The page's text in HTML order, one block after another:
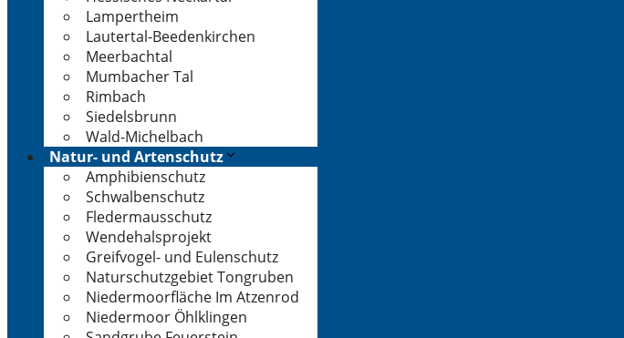
Lampertheim
Lautertal-Beedenkirchen
Meerbachtal
Mumbacher Tal
Rimbach
Siedelsbrunn
Wald-Michelbach
Natur- und Artenschutz
Amphibienschutz
Schwalbenschutz
Fledermausschutz
Wendehalsprojekt
Greifvogel- und Eulenschutz
Naturschutzgebiet Tongruben
Niedermoorfläche Im Atzenrod
Niedermoor Öhlklingen